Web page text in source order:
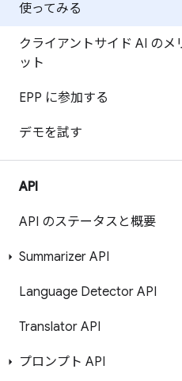
使ってみる
クライアントサイド AI のメ
ット
EPP に参加する
デモを試す
API
API のステータスと概要
Summarizer API
Language Detector API
Translator API
プロンプト API